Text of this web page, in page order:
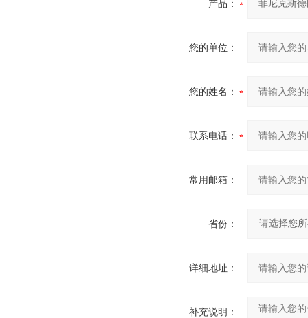
产品：
您的单位：
您的姓名：
联系电话：
常用邮箱：
省份：
详细地址：
补充说明：